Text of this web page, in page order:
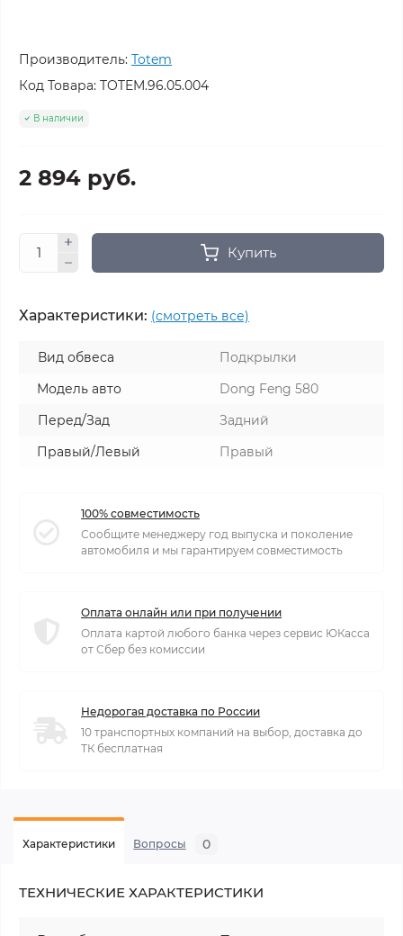
Производитель: Totem
Код Товара: TOTEM.96.05.004
В наличии
2 894 руб.
Купить
Характеристики: (смотреть все)
Вид обвеса
Подкрылки
Модель авто
Dong Feng 580
Перед/Зад
Задний
Правый/Левый
Правый
100% совместимость
Сообщите менеджеру год выпуска и поколение
автомобиля и мы гарантируем совместимость
Оплата онлайн или при получении
Оплата картой любого банка через сервис ЮКасса
от Сбер без комиссии
Недорогая доставка по России
10 транспортных компаний на выбор, доставка до
ТК бесплатная
Характеристики Вопросы 0
ТЕХНИЧЕСКИЕ ХАРАКТЕРИСТИКИ